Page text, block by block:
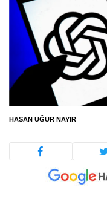
HASAN UĞUR NAYIR